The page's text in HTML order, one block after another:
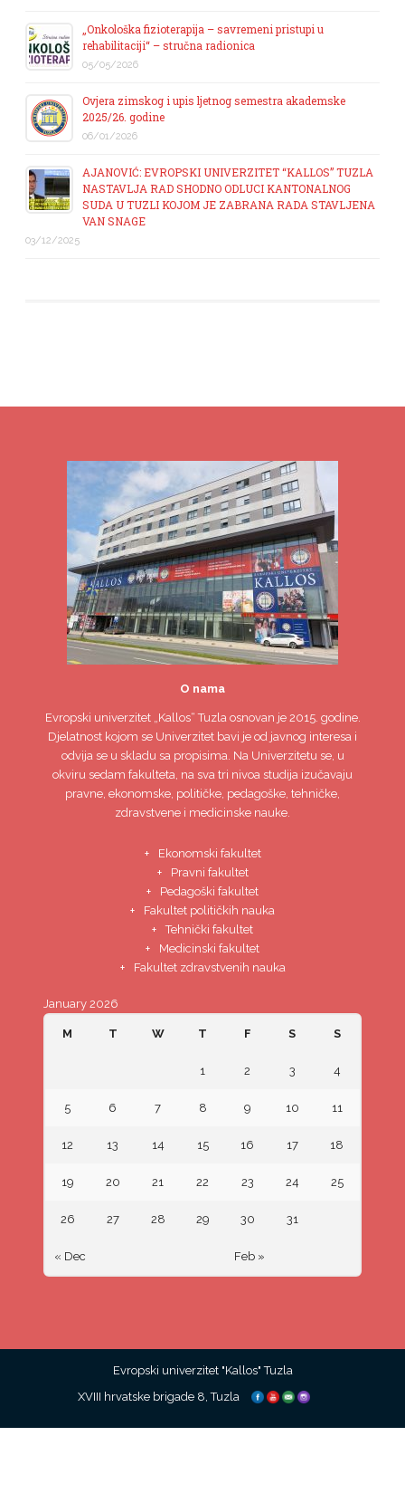
„Onkološka fizioterapija – savremeni pristupi u
rehabilitaciji“ – stručna radionica
05/05/2026
Ovjera zimskog i upis ljetnog semestra akademske
2025/26. godine
06/01/2026
AJANOVIĆ: EVROPSKI UNIVERZITET “KALLOS” TUZLA
NASTAVLJA RAD SHODNO ODLUCI KANTONALNOG
SUDA U TUZLI KOJOM JE ZABRANA RADA STAVLJENA
VAN SNAGE
03/12/2025
O nama
Evropski univerzitet„Kallos“ Tuzla osnovan je 2015. godine.
Djelatnost kojom se Univerzitet bavi je od javnog interesa i
odvija se u skladu sa propisima. Na Univerzitetu se, u
okviru sedam fakulteta, na sva tri nivoa studija izučavaju
pravne, ekonomske, političke, pedagoške, tehničke,
zdravstvene i medicinske nauke.
Ekonomski fakultet
Pravni fakultet
Pedagoški fakultet
Fakultet političkih nauka
Tehnički fakultet
Medicinski fakultet
Fakultet zdravstvenih nauka
January 2026
M T W T F S S
« Dec Feb »
1 2 3 4
5 6 7 8 9 10 11
12 13 14 15 16 17 18
19 20 21 22 23 24 25
26 27 28 29 30 31
Evropski univerzitet "Kallos" Tuzla
XVIII hrvatske brigade 8, Tuzla